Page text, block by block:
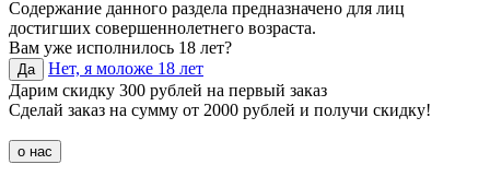
Содержание данного раздела предназначено для лиц
достигших совершеннолетнего возраста.
Вам уже исполнилось 18 лет?
Да
Нет, я моложе 18 лет
Дарим скидку 300 рублей на первый заказ
Сделай заказ на сумму от 2000 рублей и получи скидку!
о нас